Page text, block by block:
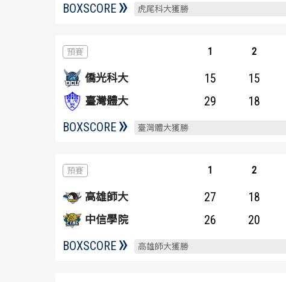
虎尾科大獲勝
BOXSCORE
1 2
僑光科大 15 15
29 18
臺灣體大
臺灣體大獲勝
BOXSCORE
1 2
高雄師大 27 18
26 20
中信學院
高雄師大獲勝
BOXSCORE